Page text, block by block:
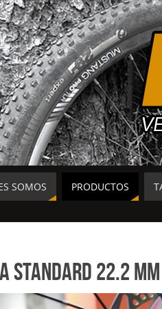
SOMOS PRODUCTOS
Standard 22.2 mm